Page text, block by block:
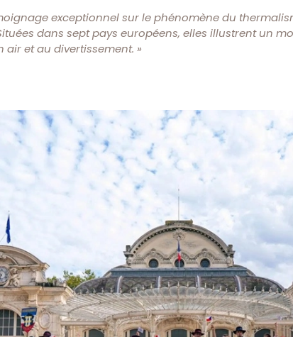
exceptionnel sur le phénomène du
dans sept pays européens, elles illustrent un
air et au divertissement. »